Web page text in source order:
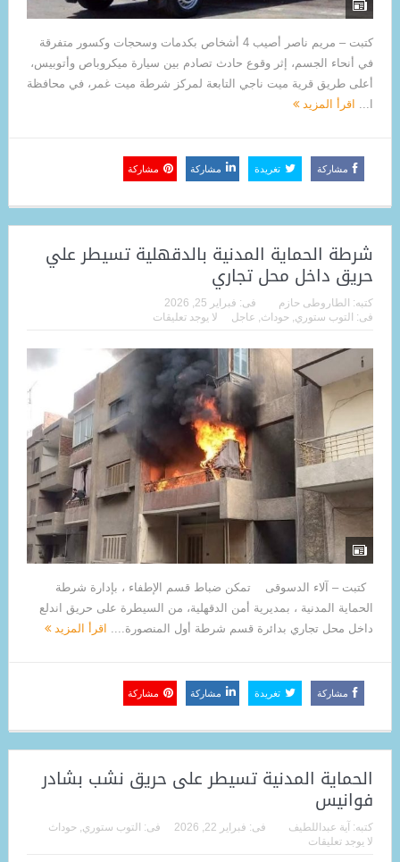
كتبت – مريم ناصر أصيب 4 أشخاص بكدمات وسحجات وكسور متفرقة
في أنحاء الجسم، إثر وقوع حادث تصادم بين سيارة ميكروباص وأتوبيس،
أعلى طريق قرية ميت ناجي التابعة لمركز شرطة ميت غمر، في محافظة
ا... اقرأ المزيد
مشاركة تغريدة مشاركة مشاركة
شرطة الحماية المدنية بالدقهلية تسيطر علي
حريق داخل محل تجاري
كتبه: الطاروطى حازم فى: فبراير 25, 2026
فى: التوب ستوري حوداث عاجل لا يوجد تعليقات
كتبت – آلاء الدسوقى تمكن ضباط قسم الإطفاء ، بإدارة شرطة
الحماية المدنية ، بمديرية أمن الدقهلية، من السيطرة على حريق اندلع
داخل محل تجاري بدائرة قسم شرطة أول المنصورة.... اقرأ المزيد
مشاركة تغريدة مشاركة مشاركة
الحماية المدنية تسيطر على حريق نشب بشادر
فوانيس
كتبه: آية عبداللطيف فى: فبراير 22, 2026 فى: التوب ستوري, حوداث
لا يوجد تعليقات